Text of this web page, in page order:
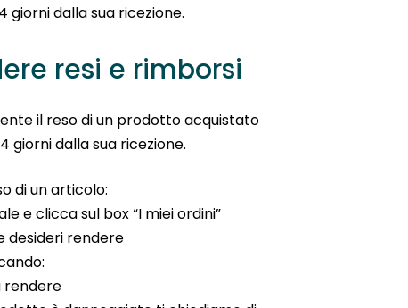
giorni dalla sua ricezione.
resi e rimborsi
il reso di un prodotto acquistato
giorni dalla sua ricezione.
di un articolo:
e clicca sul box “I miei ordini”
desideri rendere
rendere